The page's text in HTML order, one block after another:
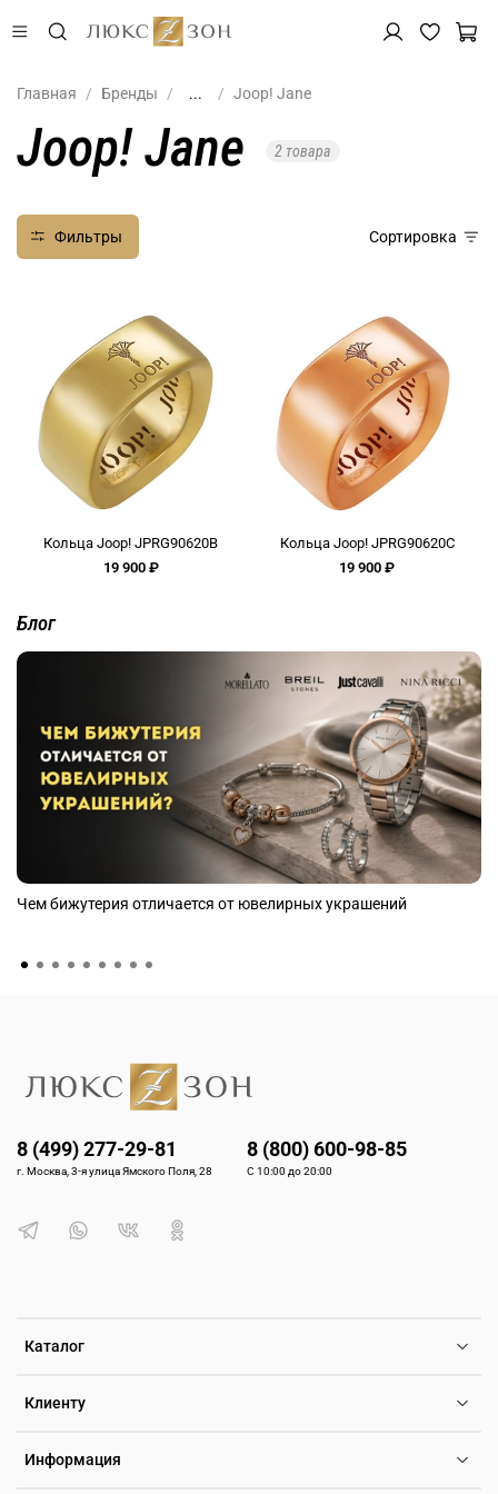
Главная Бренды ... Joop! Jane
Joop! Jane 2 товара
Фильтры Сортировка
Кольца Joop! JPRG90620B
19 900 ₽
Кольца Joop! JPRG90620C
19 900 ₽
Блог
Чем бижутерия отличается от ювелирных украшений
Каталог
Клиенту
Информация
8 (499) 277-29-81
г. Москва, 3-я улица Ямского Поля, 28
8 (800) 600-98-85
С 10:00 до 20:00